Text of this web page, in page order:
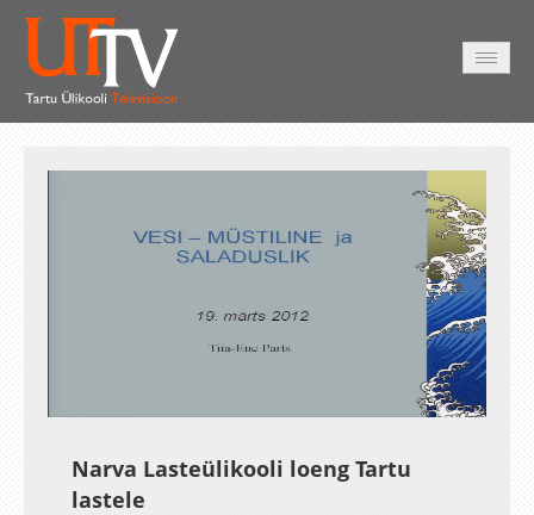
1.88%
Narva Lasteülikooli loeng Tartu
lastele